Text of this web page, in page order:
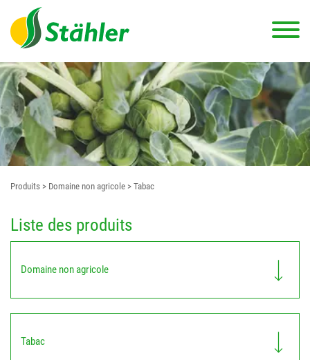
Produits > Domaine non agricole > Tabac
Liste des produits
Domaine non agricole
Tabac